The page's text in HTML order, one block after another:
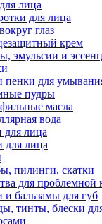
лица
для лица
глаз
крем
эмульсии и
пенки для
пудры
масла
вода
для лица
для лица
пилинги, скатки
для проблемной
и бальзамы для губ
тинты, блески